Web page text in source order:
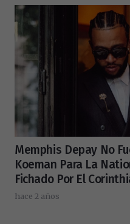
Memphis Depay No
Koeman Para La
Fichado Por El
hace 2 años